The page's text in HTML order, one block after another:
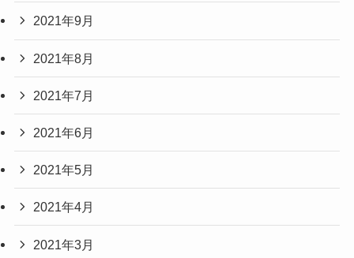
2021年9月
2021年8月
2021年7月
2021年6月
2021年5月
2021年4月
2021年3月